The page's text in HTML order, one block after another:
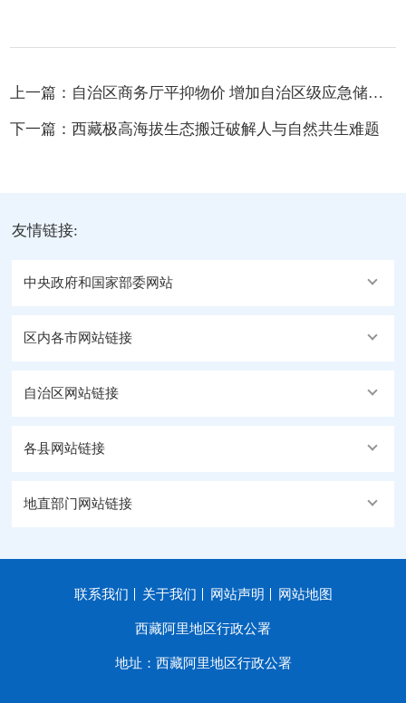
上一篇： 自治区商务厅平抑物价 增加自治区级应急储备冻猪肉投放
下一篇：西藏极高海拔生态搬迁破解人与自然共生难题
友情链接:
中央政府和国家部委网站
区内各市网站链接
自治区网站链接
各县网站链接
地直部门网站链接
联系我们 关于我们 网站声明 网站地图
西藏阿里地区行政公署
地址：西藏阿里地区行政公署